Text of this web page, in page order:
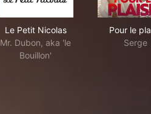
Le Petit Nicolas
Mr. Dubon, aka 'le
Bouillon'
Pour le
Serge